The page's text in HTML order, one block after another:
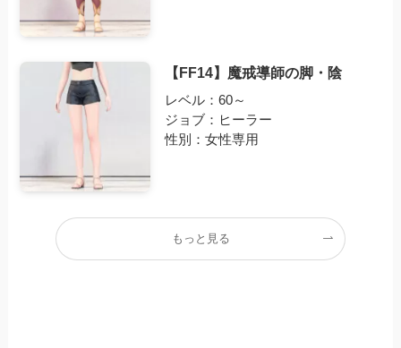
【FF14】魔戒導師の脚・陰
レベル：60～
ジョブ：ヒーラー
性別：女性専用
もっと見る